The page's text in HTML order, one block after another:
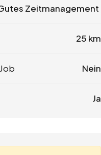
Zeitmanagement
25 km
Nein
Ja